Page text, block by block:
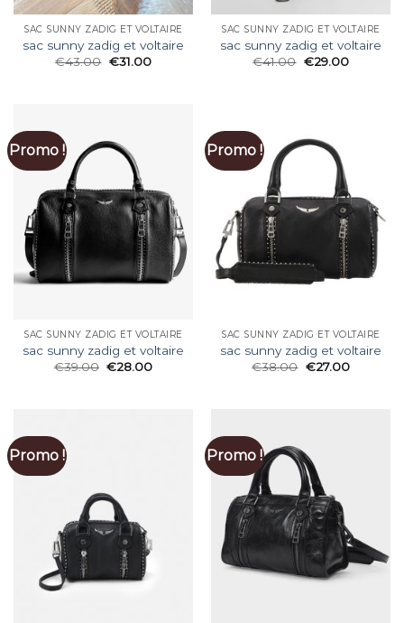
SAC SUNNY ZADIG ET VOLTAIRE
sac sunny zadig et voltaire
€43.00 €31.00
SAC SUNNY ZADIG ET VOLTAIRE
sac sunny zadig et voltaire
€41.00 €29.00
Promo !
SAC SUNNY ZADIG ET VOLTAIRE
sac sunny zadig et voltaire
€39.00 €28.00
Promo !
SAC SUNNY ZADIG ET VOLTAIRE
sac sunny zadig et voltaire
€38.00 €27.00
Promo ! Promo !